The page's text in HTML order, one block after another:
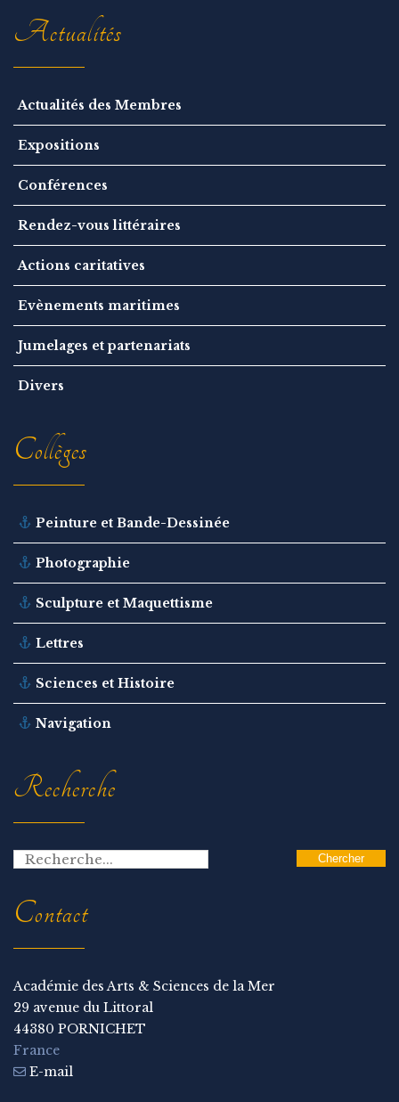
Actualités
Actualités des Membres
Expositions
Conférences
Rendez-vous littéraires
Actions caritatives
Evènements maritimes
Jumelages et partenariats
Divers
Collèges
Peinture et Bande-Dessinée
Photographie
Sculpture et Maquettisme
Lettres
Sciences et Histoire
Navigation
Recherche
Contact
Académie des Arts & Sciences de la Mer
29 avenue du Littoral
44380 PORNICHET
France
E-mail